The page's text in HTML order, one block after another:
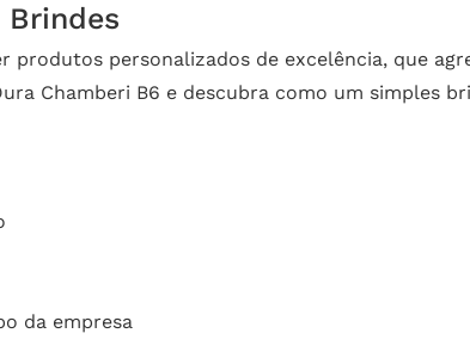
Brindes
produtos personalizados de excelência, que
Chamberi B6 e descubra como um simples
da empresa